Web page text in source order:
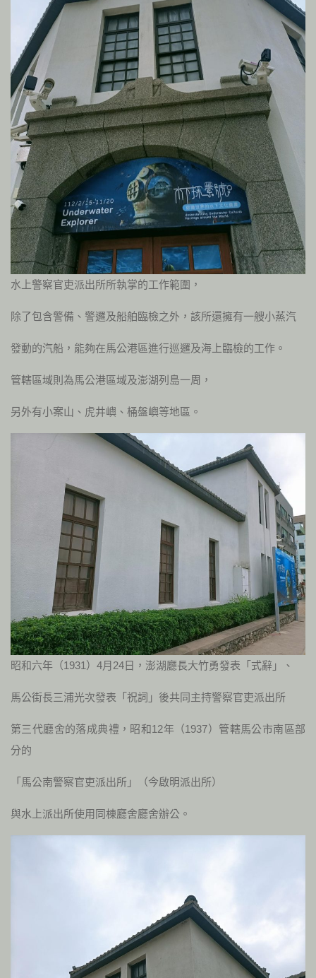
水上警察官吏派出所所執掌的工作範圍，
除了包含警備、警邏及船舶臨檢之外，該所還擁有一艘小蒸汽
發動的汽船，能夠在馬公港區進行巡邏及海上臨檢的工作。
管轄區域則為馬公港區域及澎湖列島一周，
另外有小案山、虎井嶼、桶盤嶼等地區。
昭和六年（1931）4月24日，澎湖廳長大竹勇發表「式辭」、
馬公街長三浦光次發表「祝詞」後共同主持警察官吏派出所
第三代廳舍的落成典禮，昭和12年（1937）管轄馬公市南區部
分的
「馬公南警察官吏派出所」（今啟明派出所）
與水上派出所使用同棟廳舍廳舍辦公。